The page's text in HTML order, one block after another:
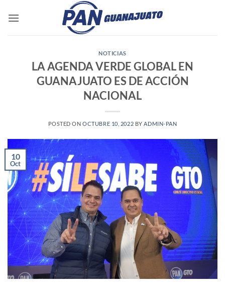
NOTICIAS
LA AGENDA VERDE GLOBAL EN
GUANAJUATO ES DE ACCIÓN
NACIONAL
POSTED ONOCTUBRE 10, 2022 BY ADMIN-PAN
10
Oct